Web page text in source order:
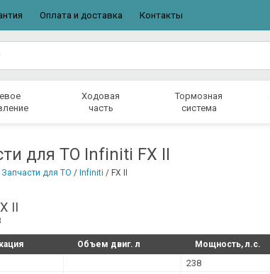
Оплата и доставка Контакты
Ходовая
часть
Тормозная
система
для ТО Infiniti FX II
Запчасти для ТО / Infiniti / FX II
II
Объем двиг. л Мощность, л.с.
238